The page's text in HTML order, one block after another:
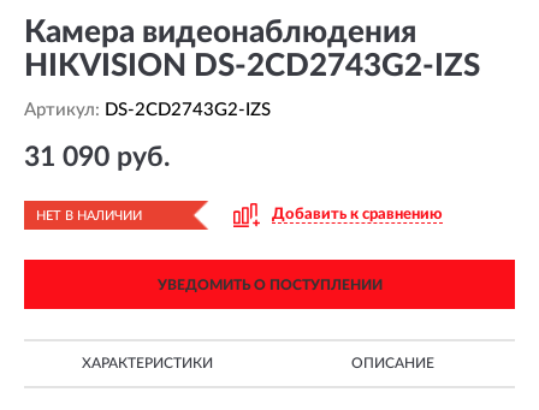
Камера видеонаблюдения
HIKVISION DS-2CD2743G2-IZS
Артикул: DS-2CD2743G2-IZS
31 090 руб.
НЕТ В НАЛИЧИИ Добавить к сравнению
УВЕДОМИТЬ О ПОСТУПЛЕНИИ
ХАРАКТЕРИСТИКИ ОПИСАНИЕ